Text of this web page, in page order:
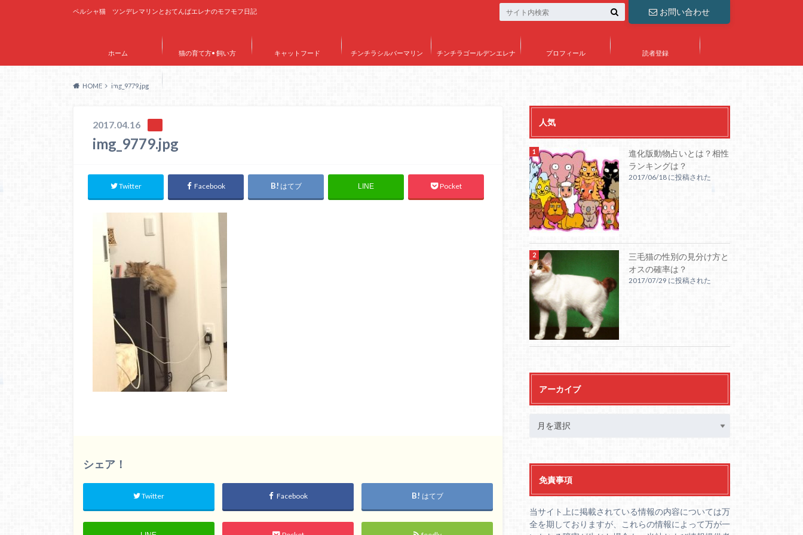
ペルシャ猫 ツンデレマリンとおてんばエレナのモフモフ日記 お問い合わせ
ホーム 猫の育て方• 飼い方 キャットフード チンチラシルバーマリン チンチラゴールデンエレナ プロフィール 読者登録
サイトマップ
HOME img_9779.jpg
2017.04.16
img_9779.jpg
Twitter Facebook はてブ LINE Pocket
シェア！
Twitter Facebook はてブ
人気
進化版動物占いとは？相性
ランキングは？
2017/06/18 に投稿された
三毛猫の性別の見分け方と
オスの確率は？
2017/07/29 に投稿された
アーカイブ
免責事項
当サイト上に掲載されている情報の内容については万
全を期しておりますが、これらの情報によって万が一